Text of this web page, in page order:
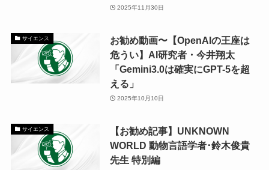
2025年11月30日
サイエンス
お勧め動画〜【OpenAIの王座は
危うい】AI研究者・今井翔太
「Gemini3.0は確実にGPT-5を超
える」
2025年10月10日
サイエンス
【お勧め記事】UNKNOWN
WORLD 動物言語学者･鈴木俊貴
先生 特別編